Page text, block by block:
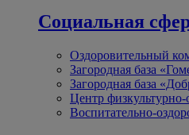
Социальная
Оздоровительный
Загородная база
Загородная база
Центр
Воспитательно-